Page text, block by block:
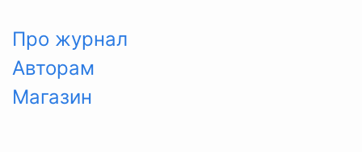
Про журнал
Авторам
Магазин